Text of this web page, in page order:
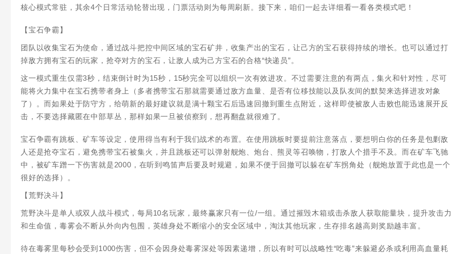
核心模式常驻，其余4个日常活动轮替出现，门票活动则为每周刷新。接下来，咱们一起去详细看一看各类模式吧！
【宝石争霸】
团队以收集宝石为使命，通过战斗把控中间区域的宝石矿井，收集产出的宝石，让己方的宝石获得持续的增长。也可以通过打
掉敌方拥有宝石的玩家，抢夺对方的宝石，让敌人成为己方宝石的合格“快递员”。
这一模式重生仅需3秒，结束倒计时为15秒，15秒完全可以组织一次有效进攻。不过需要注意的有两点，集火和针对性，尽可
能将火力集中在宝石携带者身上（多者携带宝石那就需要通过敌方血量、是否有位移技能以及队友间的默契来选择进攻对象
了）。而如果处于防守方，给萌新的最好建议就是满十颗宝石后迅速回撤到重生点附近，这样即使被敌人击败也能迅速展开反
击，不要选择藏匿在中部草丛，那样如果一旦被侦察到，想再翻盘就很难了。
宝石争霸有跳板、矿车等设定，使用得当有利于我们战术的布置。在使用跳板时要提前注意落点，要想明白你的任务是包剿敌
人还是抢夺宝石，避免携带宝石被集火，并且跳板还可以弹射舰炮、炮台、熊灵等召唤物，打敌人个措手不及。而在矿车飞驰
中，被矿车蹭一下伤害就是2000，在听到鸣笛声后要及时规避，如果不便于回撤可以躲在矿车拐角处（舰炮放置于此也是一个
很好的选择）。
【荒野决斗】
荒野决斗是单人或双人战斗模式，每局10名玩家，最终赢家只有一位/一组。通过摧毁木箱或击杀敌人获取能量块，提升攻击力
和生命值，毒雾会不断从外向内包围，英雄身处不断缩小的安全区域中，淘汰其他玩家，生存排名越高则奖励越丰富。
待在毒雾里每秒会受到1000伤害，但不会因身处毒雾深处等因素递增，所以有时可以战略性“吃毒”来躲避必杀或利用高血量耗